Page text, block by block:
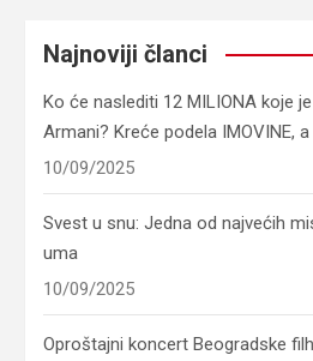
Najnoviji članci
Ko će naslediti 12 MILIONA koje
Armani? Kreće podela IMOVINE, a
10/09/2025
Svest u snu: Jedna od najvećih
uma
10/09/2025
Oproštajni koncert Beogradske